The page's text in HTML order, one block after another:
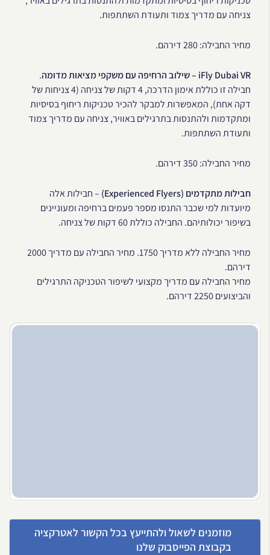
צניחה עם מדריך צמוד ותעודת השתתפות.
מחיר החבילה: 280 דירהם.
iFly Dubai VR – שילוב הרחיפה עם משקפי מציאות מדומה
.
חבילה זו כוללת אימון הדרכה, 4 דקות של צניחה (4 צניחות של
דקה אחת), המאפשרות למבקר להכיר טכניקות ריחוף בסיסיות
ומתקדמות ולהתנסות בתרגילים באוויר, צניחה עם מדריך צמוד
ותעודת השתתפות.
מחיר החבילה: 350 דירהם.
חבילות מתקדמים (Experienced Flyers)
– חבילות אלה
מיועדות למי שכבר התנסו מספר פעמים ברחיפה ומעוניינים
בשיפור יכולותיהם. החבילה כוללת 60 דקות של צניחה.
מחיר החבילה ללא מדריך 1750. מחיר החבילה עם מדריך 2000
דירהם.
מחיר החבילה עם מדריך מקצועי לשיפור הטכניקה התרגילים
והביצועים 2250 דירהם.
מוזמנים לשאול ולהתייעץ בכל הקשור לאטרקציה
בקבוצת הפייסבוק שלנו